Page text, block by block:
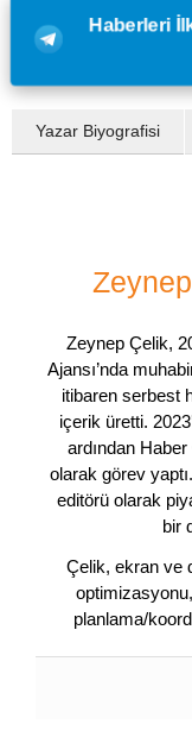
Haberleri
Yazar Biyografisi
Zeynep Çelik,
Ajansı’nda
itibaren serbest
içerik üretti.
ardından
olarak görev
editörü olarak
bir
Çelik, ekran ve
planlama/